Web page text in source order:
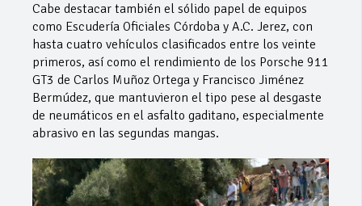
Cabe destacar también el sólido papel de equipos
como Escudería Oficiales Córdoba y A.C. Jerez, con
hasta cuatro vehículos clasificados entre los veinte
primeros, así como el rendimiento de los Porsche 911
GT3 de Carlos Muñoz Ortega y Francisco Jiménez
Bermúdez, que mantuvieron el tipo pese al desgaste
de neumáticos en el asfalto gaditano, especialmente
abrasivo en las segundas mangas.